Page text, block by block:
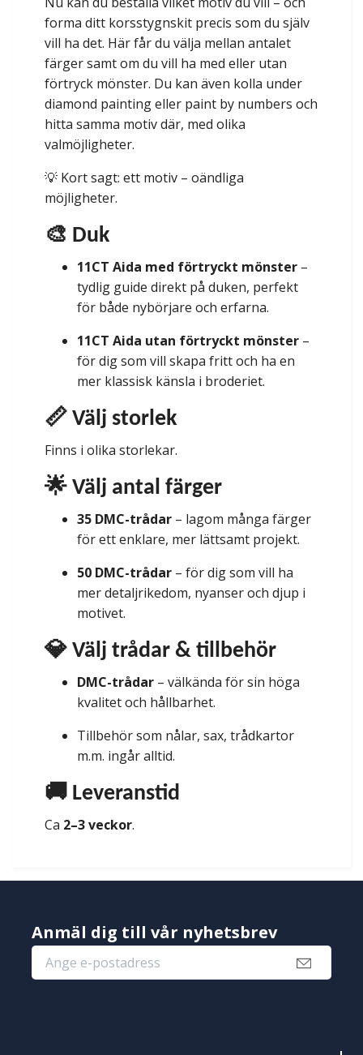
forma ditt korsstygnskit precis som du själv
vill ha det. Här får du välja mellan antalet
färger samt om du vill ha med eller utan
förtryck mönster. Du kan även kolla under
diamond painting eller paint by numbers och
hitta samma motiv där, med olika
valmöjligheter.
💡 Kort sagt: ett motiv – oändliga
möjligheter.
🎨 Duk
11CT Aida med förtryckt mönster –
tydlig guide direkt på duken, perfekt
för både nybörjare och erfarna.
11CT Aida utan förtryckt mönster –
för dig som vill skapa fritt och ha en
mer klassisk känsla i broderiet.
📏 Välj storlek
Finns i olika storlekar.
🌟 Välj antal färger
35 DMC-trådar – lagom många färger
för ett enklare, mer lättsamt projekt.
50 DMC-trådar – för dig som vill ha
mer detaljrikedom, nyanser och djup i
motivet.
💎 Välj trådar & tillbehör
DMC-trådar – välkända för sin höga
kvalitet och hållbarhet.
Tillbehör som nålar, sax, trådkartor
m.m. ingår alltid.
🚚 Leveranstid
Ca 2–3 veckor.
Anmäl dig till vår nyhetsbrev